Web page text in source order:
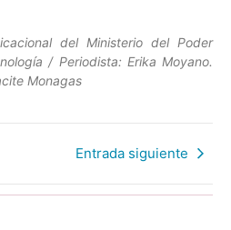
del Ministerio del Poder
/ Periodista: Erika Moyano.
Monagas
Entrada siguiente